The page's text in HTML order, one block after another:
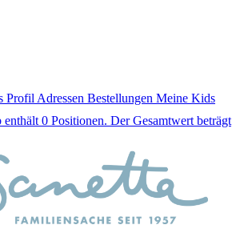
Profil Adressen Bestellungen Meine Kids
enthält 0 Positionen. Der Gesamtwert beträgt